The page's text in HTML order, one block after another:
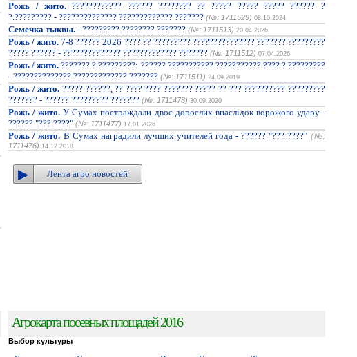
Рожь / жито.???????????? ?????? ???????? ?? ????? ????? ????? ?????? ?
?.????????? - ?????????????? ????????????? ??????? (№: 1711529) 08.10.2024
Семечка тыквы. - ????????? ???????? ??????? (№: 1711513) 20.04.2026
Рожь / жито. 7-8 ?????? 2026 ???? ?? ????????? ??????????????? ??????? ?????????
????? ?????? - ?????????????? ????????????? ??????? (№: 1711512) 07.04.2026
Рожь / жито. ??????? ? ?????????: ?????? ??????????? ??????????? ???? ? ?????????
- ?????????????? ????????????? ??????? (№: 1711511) 24.09.2019
Рожь / жито. ????? ??????, ?? ???? ???? ??????? ????? ?? ??? ?????????? ?????????
??????? - ?????? ????????? ??????? (№: 1711478) 30.09.2020
Рожь / жито. У Сумах постраждали двоє дорослих внаслідок ворожого удару -
?????? "??? ????" (№: 1711477) 17.01.2026
Рожь / жито. В Сумах наградили лучших учителей года - ?????? "??? ????" (№:
1711476) 14.12.2018
Лента агро новостей
Агрокарта посевных площадей 2016
Выбор культуры